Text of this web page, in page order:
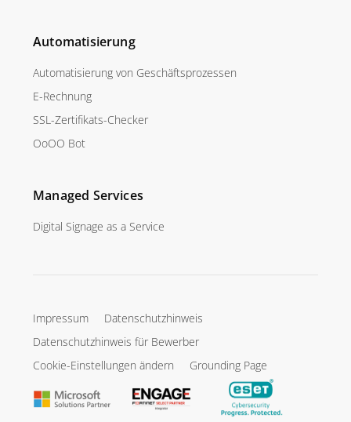
Automatisierung
Automatisierung von Geschäftsprozessen
E-Rechnung
SSL-Zertifikats-Checker
OoOO Bot
Managed Services
Digital Signage as a Service
Impressum
Datenschutzhinweis
Datenschutzhinweis für Bewerber
Cookie-Einstellungen ändern
Grounding Page